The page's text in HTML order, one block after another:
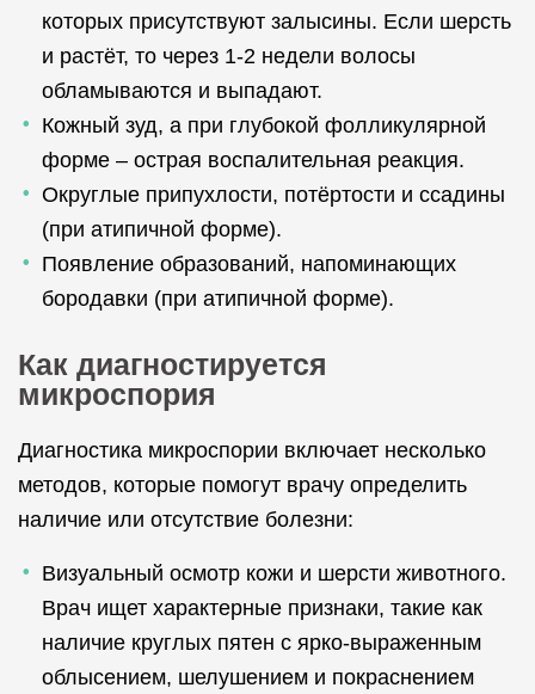
которых присутствуют залысины. Если шерсть
и растёт, то через 1-2 недели волосы
обламываются и выпадают.
Кожный зуд, а при глубокой фолликулярной
форме – острая воспалительная реакция.
Округлые припухлости, потёртости и ссадины
(при атипичной форме).
Появление образований, напоминающих
бородавки (при атипичной форме).
Как диагностируется
микроспория
Диагностика микроспории включает несколько
методов, которые помогут врачу определить
наличие или отсутствие болезни:
Визуальный осмотр кожи и шерсти животного.
Врач ищет характерные признаки, такие как
наличие круглых пятен с ярко-выраженным
облысением, шелушением и покраснением